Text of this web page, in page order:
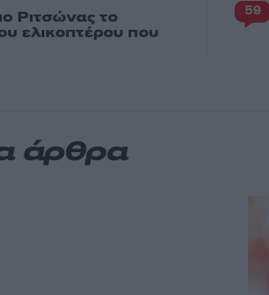
Ριτσώνας το
ελικοπτέρου που
59
άρθρα